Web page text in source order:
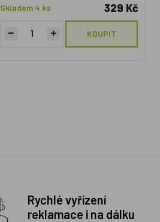
Skladem 4 ks
329 Kč
KOUPIT
Rychlé vyřízení
reklamace i na dálku